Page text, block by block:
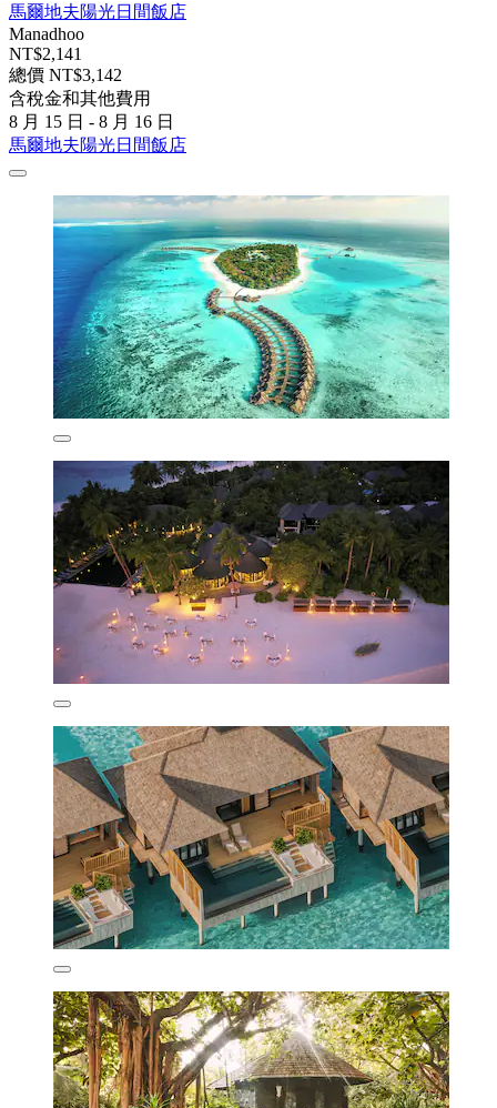
馬爾地夫陽光日間飯店
Manadhoo
NT$2,141
總價 NT$3,142
含稅金和其他費用
8 月 15 日 - 8 月 16 日
馬爾地夫陽光日間飯店